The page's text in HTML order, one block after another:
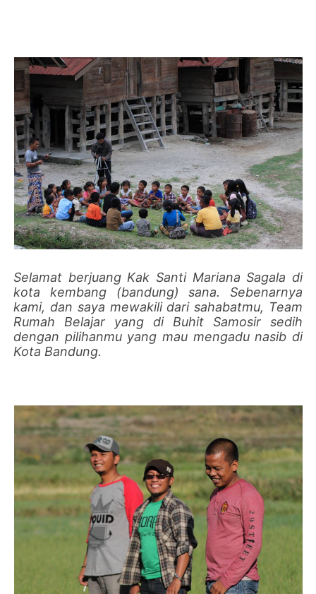
Selamat berjuang Kak Santi Mariana Sagala di
kota kembang (bandung) sana. Sebenarnya
kami, dan saya mewakili dari sahabatmu, Team
Rumah Belajar yang di Buhit Samosir sedih
dengan pilihanmu yang mau mengadu nasib di
Kota Bandung.